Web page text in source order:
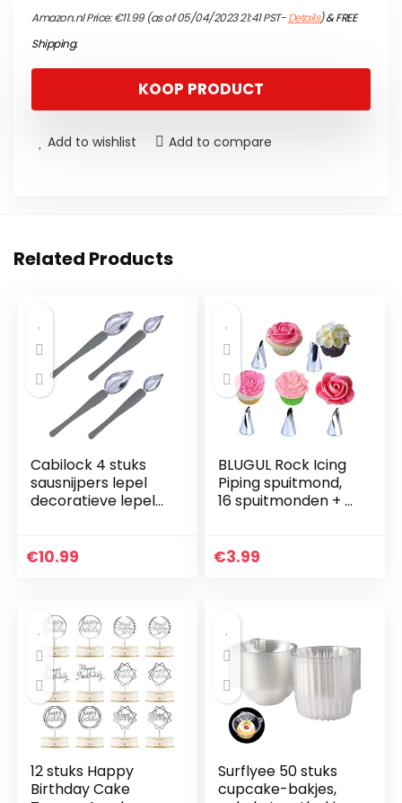
Amazon.nl Price:€11.99(as of 05/04/2023 21:41 PST-Details)&FREE
Shipping.
KOOP PRODUCT
Add to wishlist Add to compare
Related Products
Cabilock 4 stuks
sausnijpers lepel
decoratieve lepel
decoratieve lepel
€10.99
BLUGUL Rock Icing
Piping spuitmond,
16 spuitmonden + 2
taartdecoratie tips
€3.99
12 stuks Happy
Birthday Cake
Surflyee 50 stuks
cupcake-bakjes,